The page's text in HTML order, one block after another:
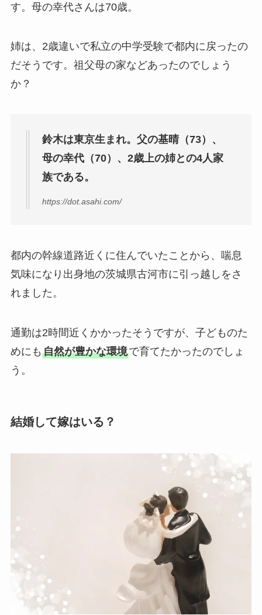
す。母の幸代さんは70歳。
姉は、2歳違いで私立の中学受験で都内に戻ったの
だそうです。祖父母の家などあったのでしょう
か？
鈴木は東京生まれ。父の基晴（73）、
母の幸代（70）、2歳上の姉との4人家
族である。
https://dot.asahi.com/
都内の幹線道路近くに住んでいたことから、喘息
気味になり出身地の茨城県古河市に引っ越しをさ
れました。
通勤は2時間近くかかったそうですが、子どものた
めにも 自然が豊かな環境で育てたかったのでしょ
う。
結婚して嫁はいる？